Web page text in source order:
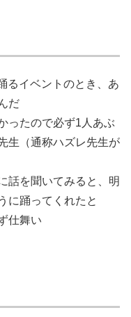
るイベントのとき、あ
だ
ったので必ず1人あぶ
生（通称ハズレ先生が
話を聞いてみると、明
に踊ってくれたと
仕舞い